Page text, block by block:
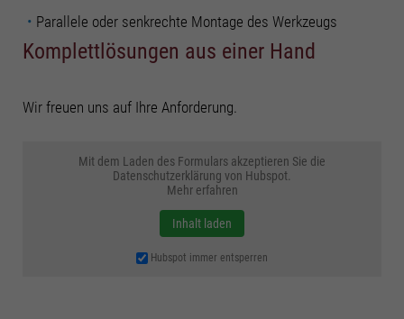
Parallele oder senkrechte Montage des Werkzeugs
Komplettlösungen aus einer Hand
Wir freuen uns auf Ihre Anforderung.
Mit dem Laden des Formulars akzeptieren Sie die
Datenschutzerklärung von Hubspot.
Mehr erfahren
Inhalt laden
Hubspot immer entsperren